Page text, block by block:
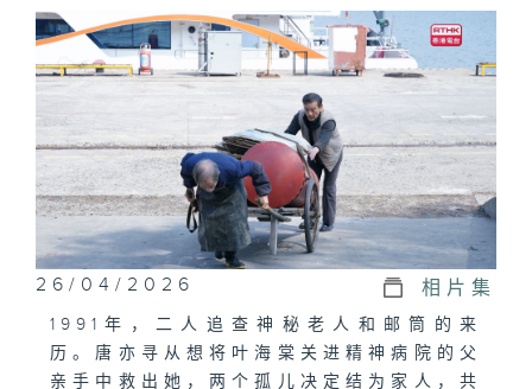
26/04/2026 相片集
1991年，二人追查神秘老人和邮筒的来
历。唐亦寻从想将叶海棠关进精神病院的父
亲手中救出她，两个孤儿决定结为家人，共